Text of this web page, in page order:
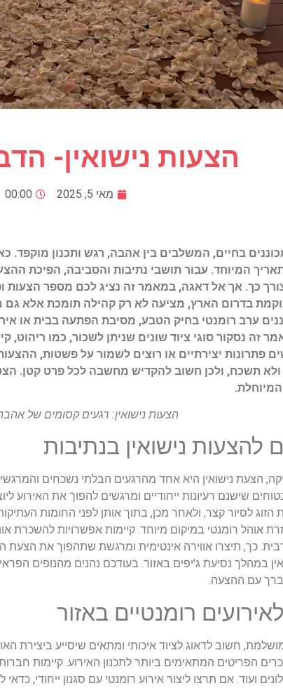
הצעות נישואין-
מאי 5, 2025 00:00
בחיים, המשלבים בין אהבה, רגש ותכנון
המיוחד. עבור תושבי נתיבות והסביבה, הפיכת
כך. אך אל דאגה, במאמר זה נציג לכם מספר הצעות
בדרום הארץ, מציעה לא רק קהילה תומכת אלא גם
ערב רומנטי בחיק הטבע, מסיבת הפתעה בבית או
זה נסקור סוגי ציוד שונים שניתן לשכור, כמו ריהוט,
פתרונות יצירתיים או רוצים לשמור על פשטות,
ולא תשכח, ולכן חשוב להקדיש מחשבה לכל פרט קטן.
הצעות נישואין: רגעים קסומים של
להצעות נישואין בנתיבות
הצעת נישואין היא אחד מהרגעים הבלתי נשכחים
שישנם רעיונות ייחודיים ומרגשים להפוך את האירוע
הזוג לסיור קצר, ולאחר מכן, בתוך אותן לפני החומות
אוהל רומנטי במיקום מיוחד. קיימות אפשרויות להשכרת
כך, תיצרו אווירה אינטימית ומרגשת שתהפוך את הצעת
במהלך נסיעת ג'יפים באזור. בעודכם נהנים מהנופים
עם ההצעה.
רומנטיים באזור
חשוב לדאוג לציוד איכותי ומתאים שיסייע ביצירת
הפריטים המתאימים ביותר לתכנון האירוע. קיימות
ועוד. אם תרצו ליצור אירוע רומנטי עם סגנון ייחודי,